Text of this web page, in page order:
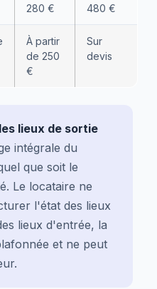
280 €
480 €
À partir
de 250
€
Sur
devis
lieux de sortie
intégrale du
que soit le
Le locataire ne
l'état des lieux
lieux d'entrée, la
et ne peut